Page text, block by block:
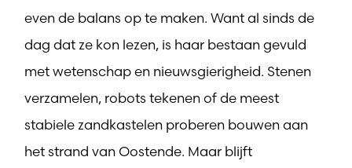
even de balans op te maken. Want al sinds de
dag dat ze kon lezen, is haar bestaan gevuld
met wetenschap en nieuwsgierigheid. Stenen
verzamelen, robots tekenen of de meest
stabiele zandkastelen proberen bouwen aan
het strand van Oostende. Maar blijft